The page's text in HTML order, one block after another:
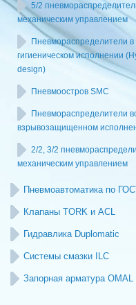
5/2
механическим управлением
Пневмораспределители в
гигиеническом исполнении
design)
Пневмоостров SMC
Пневмораспределители
взрывозащищенном
2/2, 3/2
механическим управлением
Пневмоавтоматика по
Клапаны TORK и ACL
Гидравлика Duplomatic
Системы смазки ILC
Запорная арматура OMAL